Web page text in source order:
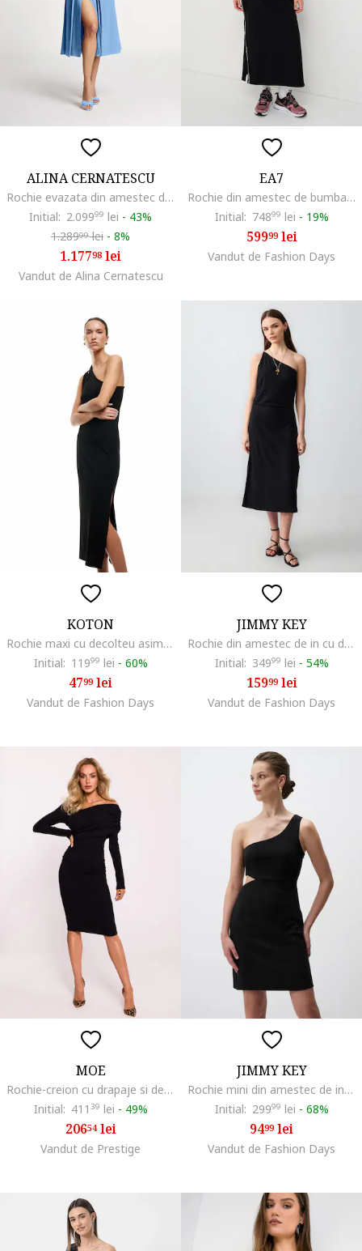
ALINA CERNATESCU
Rochie evazata din amestec de in cu slit lateral adanc Chimera, Albastru azur
Initial: 2.09999 lei - 43%
1.28999lei - 8%
1.17798 lei
Vandut de Alina Cernatescu
EA7
Rochie din amestec de bumbac cu decolteu pe un umar, Negru
Initial: 74899 lei - 19%
59999lei
Vandut de Fashion Days
KOTON
Rochie maxi cu decolteu asimetric, Negru
Initial: 11999 lei - 60%
4799lei
Vandut de Fashion Days
JIMMY KEY
Rochie din amestec de in cu decolteu pe un umar, Negru
Initial: 34999 lei - 54%
15999lei
Vandut de Fashion Days
MOE
Rochie-creion cu drapaje si decolteu pe un umar,
Initial: 411 39 lei - 49%
20654lei
Vandut de Prestige
JIMMY KEY
Rochie mini din amestec de in cu decupaj, Negru
Initial: 29999 lei - 68%
9499lei
Vandut de Fashion Days